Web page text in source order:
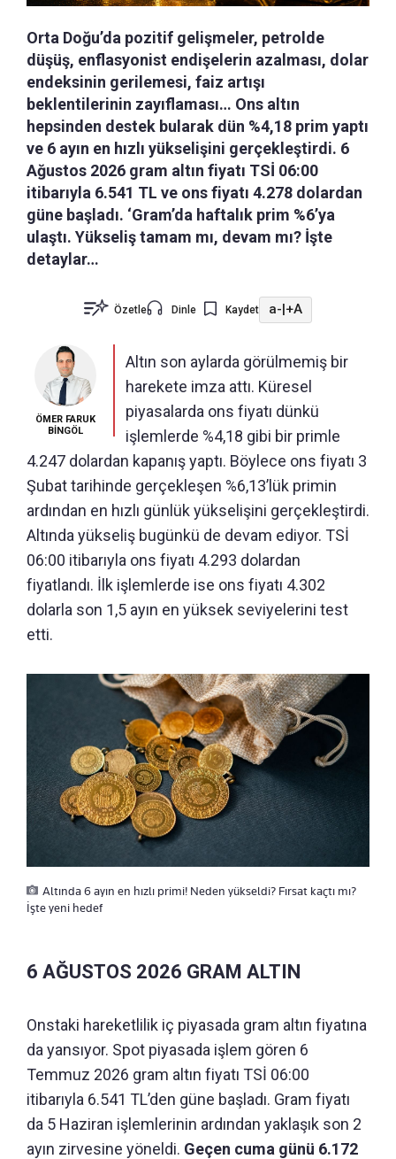
Orta Doğu’da pozitif gelişmeler, petrolde
düşüş, enflasyonist endişelerin azalması, dolar
endeksinin gerilemesi, faiz artışı
beklentilerinin zayıflaması… Ons altın
hepsinden destek bularak dün %4,18 prim yaptı
ve 6 ayın en hızlı yükselişini gerçekleştirdi. 6
Ağustos 2026 gram altın fiyatı TSİ 06:00
itibarıyla 6.541 TL ve ons fiyatı 4.278 dolardan
güne başladı. ‘Gram’da haftalık prim %6’ya
ulaştı. Yükseliş tamam mı, devam mı? İşte
detaylar…
Özetle Dinle Kaydet a-|+A
ÖMER FARUK
BİNGÖL
Altın son aylarda görülmemiş bir
harekete imza attı. Küresel
piyasalarda ons fiyatı dünkü
işlemlerde %4,18 gibi bir primle
4.247 dolardan kapanış yaptı. Böylece ons fiyatı 3
Şubat tarihinde gerçekleşen %6,13’lük primin
ardından en hızlı günlük yükselişini gerçekleştirdi.
Altında yükseliş bugünkü de devam ediyor. TSİ
06:00 itibarıyla ons fiyatı 4.293 dolardan
fiyatlandı. İlk işlemlerde ise ons fiyatı 4.302
dolarla son 1,5 ayın en yüksek seviyelerini test
etti.
Altında 6 ayın en hızlı primi! Neden yükseldi? Fırsat kaçtı mı?
İşte yeni hedef
6 AĞUSTOS 2026 GRAM ALTIN
Onstaki hareketlilik iç piyasada gram altın fiyatına
da yansıyor. Spot piyasada işlem gören 6
Temmuz 2026 gram altın fiyatı TSİ 06:00
itibarıyla 6.541 TL’den güne başladı. Gram fiyatı
da 5 Haziran işlemlerinin ardından yaklaşık son 2
ayın zirvesine yöneldi. Geçen cuma günü 6.172